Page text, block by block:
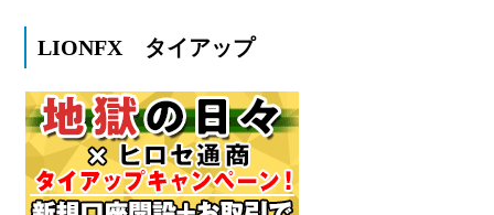
LIONFX タイアップ